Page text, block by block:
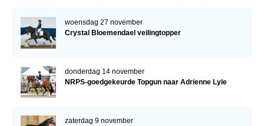
woensdag 27 november
Crystal Bloemendael veilingtopper
donderdag 14 november
NRPS-goedgekeurde Topgun naar Adrienne Lyle
zaterdag 9 november